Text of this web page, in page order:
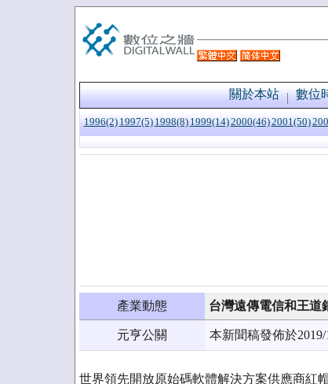
關於本站 數位
1996(2) 1997(5) 1998(8) 1999(14)2000(46)2001(50)
產業動態 台灣遠傳電信和王道
元亨公關 本新聞稿發佈於
世界領先開放原始碼軟體解決方案供應商紅